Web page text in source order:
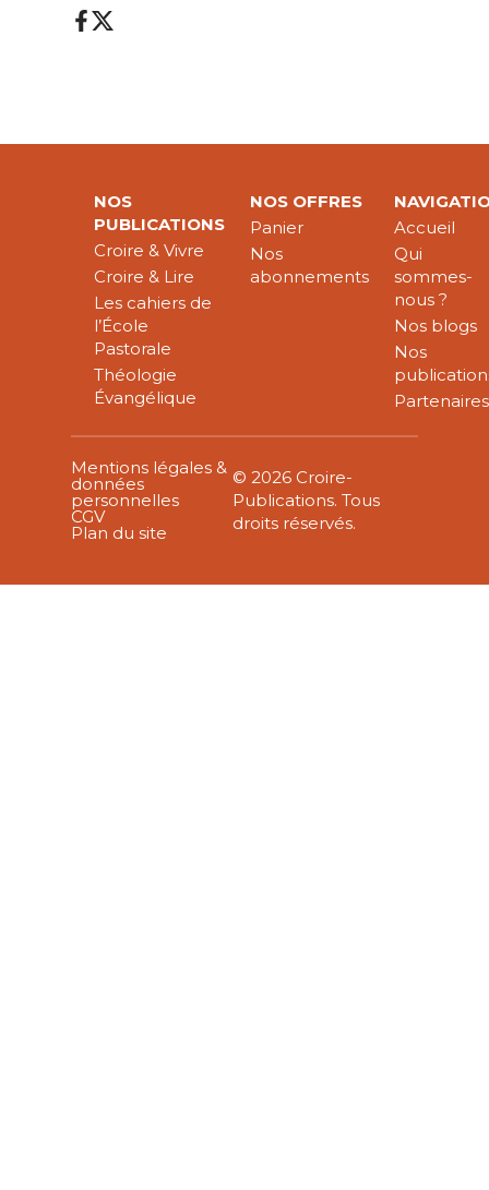
NOS
PUBLICATIONS
Croire & Vivre
Croire & Lire
Les cahiers de
l’École
Pastorale
Théologie
Évangélique
NOS OFFRES
Panier
Nos
abonnements
Accueil
Qui
sommes-
nous ?
Nos blogs
Nos
Partenaires
Mentions légales &
données
personnelles
CGV
Plan du site
© 2026 Croire-
Publications. Tous
droits réservés.